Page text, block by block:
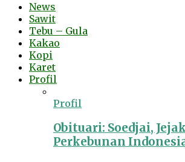
News
Sawit
Tebu – Gula
Kakao
Kopi
Karet
Profil
Profil
Obituari: Soedjai,
Perkebunan